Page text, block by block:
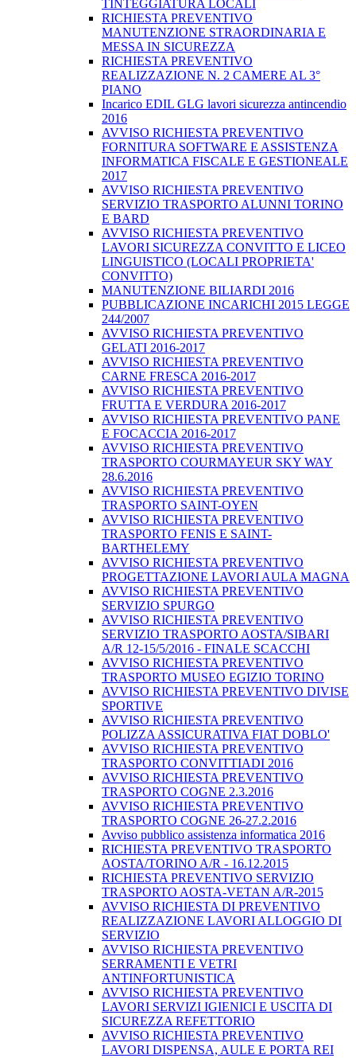
TINTEGGIATURA LOCALI
RICHIESTA PREVENTIVO
MANUTENZIONE STRAORDINARIA E
MESSA IN SICUREZZA
RICHIESTA PREVENTIVO
REALIZZAZIONE N. 2 CAMERE AL 3°
PIANO
Incarico EDIL GLG lavori sicurezza antincendio
2016
AVVISO RICHIESTA PREVENTIVO
FORNITURA SOFTWARE E ASSISTENZA
INFORMATICA FISCALE E GESTIONEALE
2017
AVVISO RICHIESTA PREVENTIVO
SERVIZIO TRASPORTO ALUNNI TORINO
E BARD
AVVISO RICHIESTA PREVENTIVO
LAVORI SICUREZZA CONVITTO E LICEO
LINGUISTICO (LOCALI PROPRIETA'
CONVITTO)
MANUTENZIONE BILIARDI 2016
PUBBLICAZIONE INCARICHI 2015 LEGGE
244/2007
AVVISO RICHIESTA PREVENTIVO
GELATI 2016-2017
AVVISO RICHIESTA PREVENTIVO
CARNE FRESCA 2016-2017
AVVISO RICHIESTA PREVENTIVO
FRUTTA E VERDURA 2016-2017
AVVISO RICHIESTA PREVENTIVO PANE
E FOCACCIA 2016-2017
AVVISO RICHIESTA PREVENTIVO
TRASPORTO COURMAYEUR SKY WAY
28.6.2016
AVVISO RICHIESTA PREVENTIVO
TRASPORTO SAINT-OYEN
AVVISO RICHIESTA PREVENTIVO
TRASPORTO FENIS E SAINT-
BARTHELEMY
AVVISO RICHIESTA PREVENTIVO
PROGETTAZIONE LAVORI AULA MAGNA
AVVISO RICHIESTA PREVENTIVO
SERVIZIO SPURGO
AVVISO RICHIESTA PREVENTIVO
SERVIZIO TRASPORTO AOSTA/SIBARI
A/R 12-15/5/2016 - FINALE SCACCHI
AVVISO RICHIESTA PREVENTIVO
TRASPORTO MUSEO EGIZIO TORINO
AVVISO RICHIESTA PREVENTIVO DIVISE
SPORTIVE
AVVISO RICHIESTA PREVENTIVO
POLIZZA ASSICURATIVA FIAT DOBLO'
AVVISO RICHIESTA PREVENTIVO
TRASPORTO CONVITTIADI 2016
AVVISO RICHIESTA PREVENTIVO
TRASPORTO COGNE 2.3.2016
AVVISO RICHIESTA PREVENTIVO
TRASPORTO COGNE 26-27.2.2016
Avviso pubblico assistenza informatica 2016
RICHIESTA PREVENTIVO TRASPORTO
AOSTA/TORINO A/R - 16.12.2015
RICHIESTA PREVENTIVO SERVIZIO
TRASPORTO AOSTA-VETAN A/R-2015
AVVISO RICHIESTA DI PREVENTIVO
REALIZZAZIONE LAVORI ALLOGGIO DI
SERVIZIO
AVVISO RICHIESTA PREVENTIVO
SERRAMENTI E VETRI
ANTINFORTUNISTICA
AVVISO RICHIESTA PREVENTIVO
LAVORI SERVIZI IGIENICI E USCITA DI
SICUREZZA REFETTORIO
AVVISO RICHIESTA PREVENTIVO
LAVORI DISPENSA, AULE E PORTA REI